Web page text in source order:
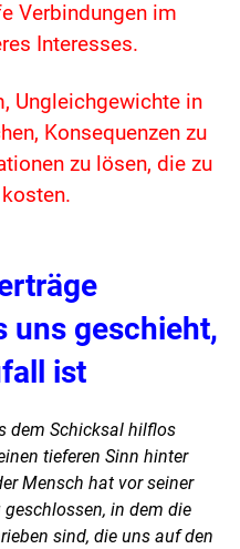
Verbindungen im
Interesses.
Ungleichgewichte in
Konsequenzen zu
zu lösen, die zu
uns geschieht,
ist
dem Schicksal hilflos
tieferen Sinn hinter
Mensch hat vor seiner
geschlossen, in dem die
sind, die uns auf den